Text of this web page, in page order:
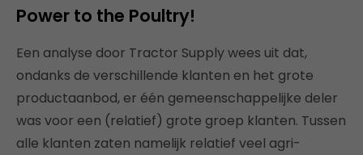
Power to the Poultry!
Een analyse door Tractor Supply wees uit dat,
ondanks de verschillende klanten en het grote
productaanbod, er één gemeenschappelijke deler
was voor een (relatief) grote groep klanten. Tussen
alle klanten zaten namelijk relatief veel agri-